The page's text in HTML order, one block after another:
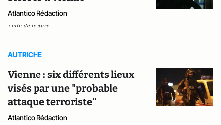
Atlantico Rédaction
1 min de lecture
AUTRICHE
Vienne : six différents lieux
visés par une "probable
attaque terroriste"
Atlantico Rédaction